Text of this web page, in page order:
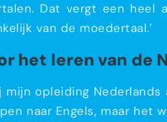
Dat vergt een heel
van de moedertaal.’
het leren van de
opleiding
naar Engels, maar het